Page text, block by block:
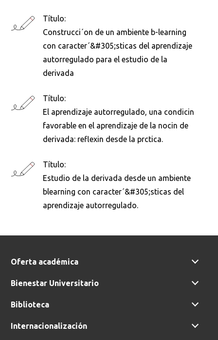
Título:
Construcci´on de un ambiente b-learning
con caracter´&#305;sticas del aprendizaje
autorregulado para el estudio de la
derivada
Título:
El aprendizaje autorregulado, una condicin
favorable en el aprendizaje de la nocin de
derivada: reflexin desde la prctica.
Título:
Estudio de la derivada desde un ambiente
blearning con caracter´&#305;sticas del
aprendizaje autorregulado.
Busca en la escuela
¿Qué buscas?
Buscar
Oferta académica
Bienestar Universitario
Biblioteca
Internacionalización